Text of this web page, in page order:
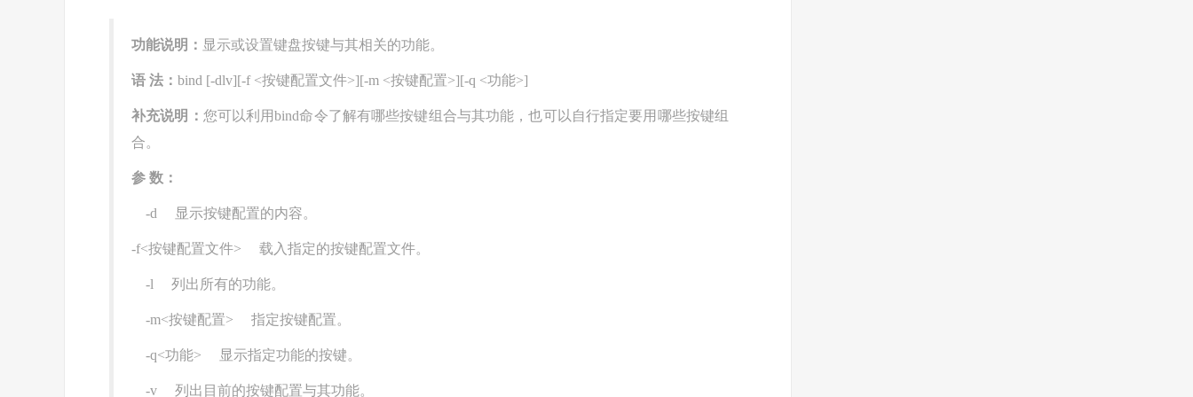
功能说明： 显示或设置键盘按键与其相关的功能。
语 法： bind [-dlv][-f <按键配置文件>][-m <按键配置>][-q <功能>]
补充说明： 您可以利用bind命令了解有哪些按键组合与其功能，也可以自行指定要用哪些按键组
合。
参 数：
-d 显示按键配置的内容。
-f<按键配置文件> 载入指定的按键配置文件。
-l 列出所有的功能。
-m<按键配置> 指定按键配置。
-q<功能> 显示指定功能的按键。
-v 列出目前的按键配置与其功能。